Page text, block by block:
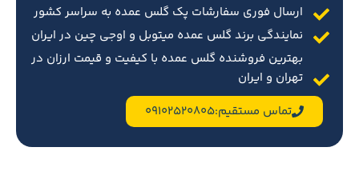
ارسال فوری سفارشات پک گلس عمده به سراسر کشور
نمایندگی برند گلس عمده میتوبل و اوجی چین در ایران
بهترین فروشنده گلس عمده با کیفیت و قیمت ارزان در
تهران و ایران
تماس مستقیم:09102520805